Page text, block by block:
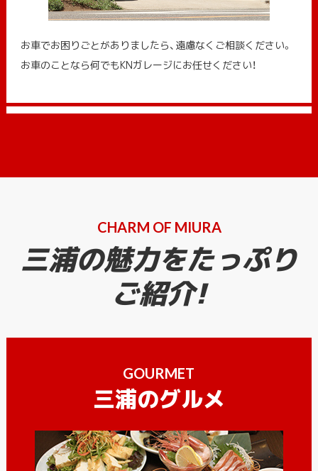
お車でお困りごとがありましたら、遠慮なくご相談ください。
お車のことなら何でもKNガレージにお任せください！
CHARM OF MIURA
三浦の魅力をたっぷり
ご紹介!
GOURMET
三浦のグルメ